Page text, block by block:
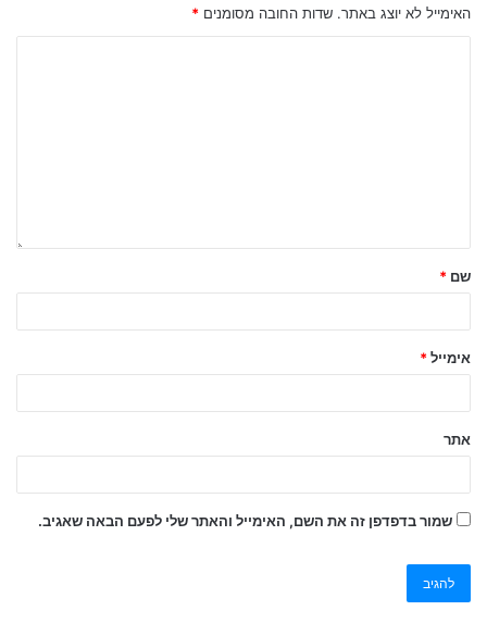
האימייל לא יוצג באתר. שדות החובה מסומנים *
שם *
אימייל *
אתר
שמור בדפדפן זה את השם, האימייל והאתר שלי לפעם הבאה שאגיב.